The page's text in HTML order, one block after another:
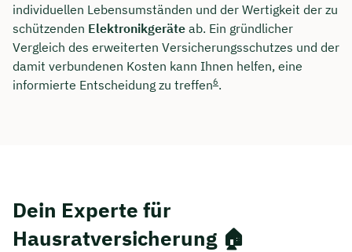
individuellen Lebensumständen und der Wertigkeit der zu
schützenden Elektronikgeräte ab. Ein gründlicher
Vergleich des erweiterten Versicherungsschutzes und der
damit verbundenen Kosten kann Ihnen helfen, eine
informierte Entscheidung zu treffen6.
Dein Experte für
Hausratversicherung 🏠